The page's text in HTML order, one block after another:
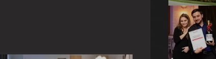
Репортажная
съемка
мероприятий и
событий